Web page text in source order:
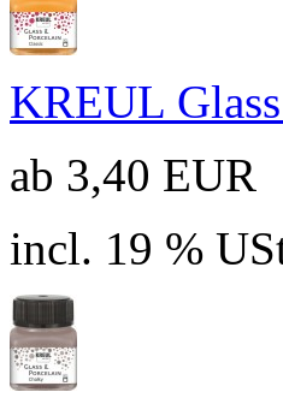
KREUL
ab 3,40 EUR
incl. 19 %